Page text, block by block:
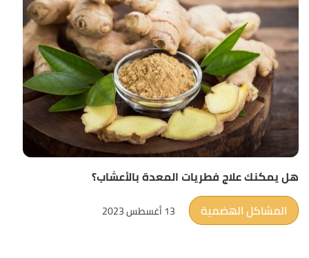
هل يمكنك علاج فطريات المعدة بالأعشاب؟
المشاكل الهضمية
13 أغسطس 2023